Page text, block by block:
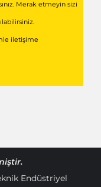
Merak etmeyin sizi
iletişime
Endüstriyel